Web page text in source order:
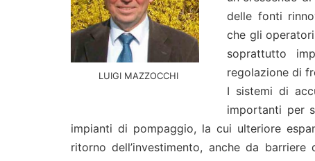
LUIGI MAZZOCCHI
delle fonti
che gli
soprattutto
regolazione di
I sistemi di
importanti per
impianti di pompaggio, la cui ulteriore
ritorno dell’investimento, anche da